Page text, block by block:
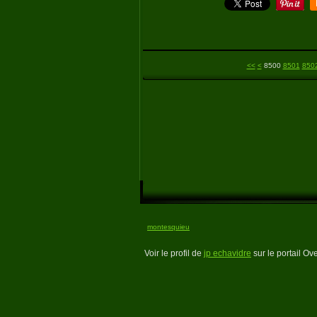
<< < 8500 8501
montesquieu
Voir le profil de jp echavidre sur le portail